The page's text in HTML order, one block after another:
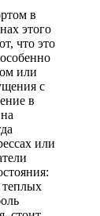
в
этого
что это
или
с
в
или
теплых